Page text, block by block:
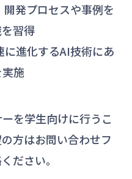
開発プロセスや事例を
習得
に進化するAI技術にあ
施
を学生向けに行うこ
方はお問い合わせフ
ださい。